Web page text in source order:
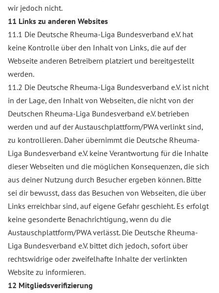
wir jedoch nicht.
11 Links zu anderen Websites
11.1 Die Deutsche Rheuma-Liga Bundesverband e.V. hat
keine Kontrolle über den Inhalt von Links, die auf der
Webseite anderen Betreibern platziert und bereitgestellt
werden.
11.2 Die Deutsche Rheuma-Liga Bundesverband e.V. ist nicht
in der Lage, den Inhalt von Webseiten, die nicht von der
Deutschen Rheuma-Liga Bundesverband e.V. betrieben
werden und auf der Austauschplattform/PWA verlinkt sind,
zu kontrollieren. Daher übernimmt die Deutsche Rheuma-
Liga Bundesverband e.V. keine Verantwortung für die Inhalte
dieser Webseiten und die möglichen Konsequenzen, die sich
aus deiner Nutzung durch Besucher ergeben können. Bitte
sei dir bewusst, dass das Besuchen von Webseiten, die über
Links erreichbar sind, auf eigene Gefahr geschieht. Es erfolgt
keine gesonderte Benachrichtigung, wenn du die
Austauschplattform/PWA verlässt. Die Deutsche Rheuma-
Liga Bundesverband e.V. bittet dich jedoch, sofort über
rechtswidrige oder zweifelhafte Inhalte der verlinkten
Website zu informieren.
12 Mitgliedsverifizierung